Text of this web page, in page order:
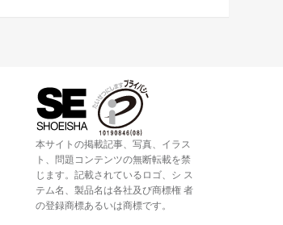
本サイトの掲載記事、写真、イラス
ト、問題コンテンツの無断転載を禁
じます。記載されているロゴ、シ ス
テム名、製品名は各社及び商標権 者
の登録商標あるいは商標です。